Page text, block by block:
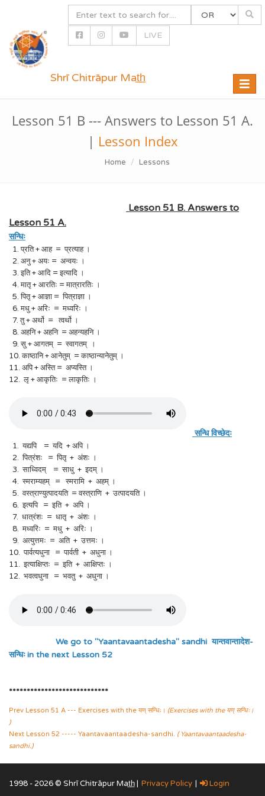
LIVE
Toggle
Shrī Chitrāpur Mat̲h̲
Lesson 51 B --- Answers to Lesson 51 A.
| Lesson Index
Home Lessons
Lesson 51 B. Answers to
Lesson 51 A.
सन्धिः
1. प्रति + आह = प्रत्याह ।
2. अनु + अयः = अन्वयः ।
3. इति + आदि = इत्यादि ।
4. मातृ + आरतिः = मात्रारतिः ।
5. पितृ + आज्ञा = पित्राज्ञा ।
6. मधु + अरिः = मध्वरिः ।
7. तु + अर्थो = त्वर्थो ।
8. अहनि + अहनि = अहन्यहनि ।
9. सु + आगतम् = स्वागतम् ।
10. काष्ठानि + आनेतुम् = काष्ठान्यानेतुम् ।
11. अपि + अस्ति = अप्यस्ति ।
12. लृ + आकृतिः = लाकृतिः ।
सन्धि विच्छेदः
1. यद्यपि = यदि + अपि ।
2. पित्रंशः = पितृ + अंशः ।
3. साध्विदम् = साधु + इदम् ।
4. स्मराम्यहम् = स्मरामि + अहम् ।
5. वस्त्राण्युत्पादयति = वस्त्राणि + उत्पादयति ।
6. इत्यपि = इति + अपि ।
7. धात्रंशः = धातृ + अंशः ।
8. मध्वरिः = मधु + अरिः ।
9. अत्युत्तमः = अति + उत्तमः ।
10. पार्वत्यधुना = पार्वती + अधुना ।
11. इत्याक्षिप्तः = इति + आक्षिप्तः ।
12. भवत्वधुना = भवतु + अधुना ।
We go to "Yaantavaantadesha" sandhi यान्तवान्तादेश-
सन्धिःin the next Lesson 52
****************************
Prev Lesson 51 A --- Exercises with the यण् सन्धिः। (Exercises with the यण् सन्धिः।
)
Next Lesson 52 ----- Yaantavaantaadesha-sandhi. ( Yaantavaantaadesha-
sandhi.)
1998 - 2026 © Shrī Chitrāpur Mat̲h̲ | Privacy Policy | Login